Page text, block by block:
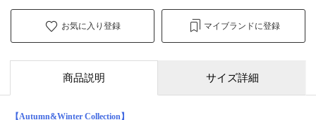
お気に入り登録 マイブランドに登録
商品説明 サイズ詳細
【Autumn&Winter Collection】